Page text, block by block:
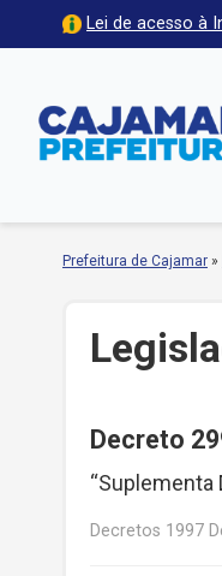
Lei de acesso à
Prefeitura de Cajamar »
Decreto
“Suplementa
Decretos 1997